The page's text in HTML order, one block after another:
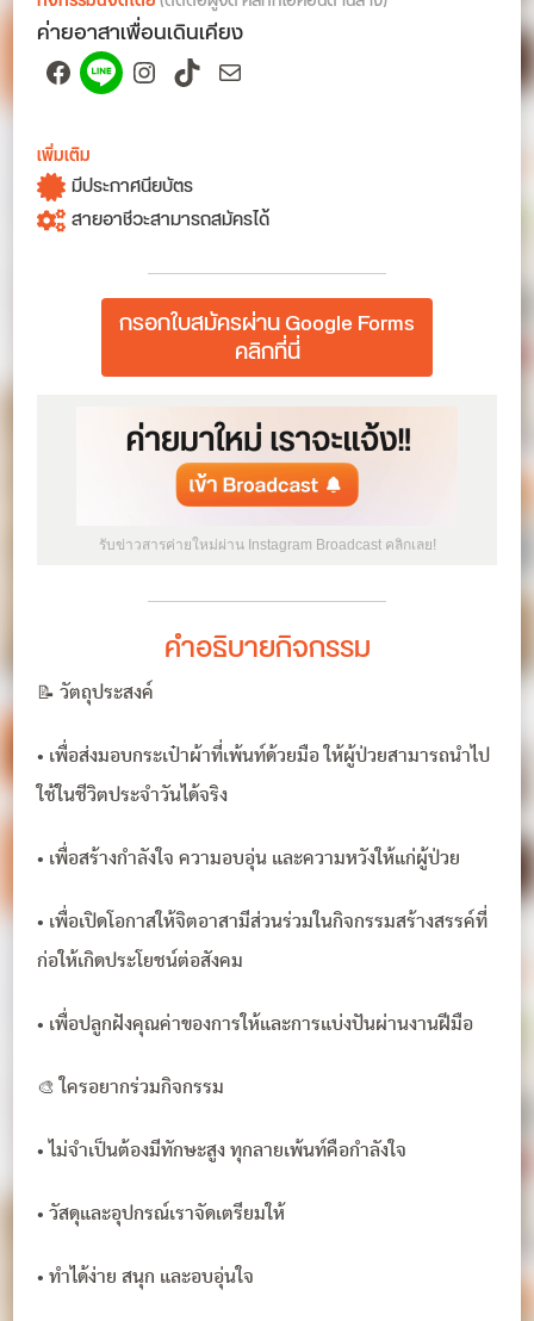
ค่ายอาสาเพื่อนเดินเคียง
Facebook
SpotifyInstagram
TikTok
Mail
เพิ่มเติม
มีประกาศนียบัตร
สายอาชีวะสามารถสมัครได้
กรอกใบสมัครผ่าน Google Forms
คลิกที่นี่
รับข่าวสารค่ายใหม่ผ่าน Instagram Broadcast คลิกเลย!
คำอธิบายกิจกรรม
📝 วัตถุประสงค์
• เพื่อส่งมอบกระเป๋าผ้าที่เพ้นท์ด้วยมือ ให้ผู้ป่วยสามารถนำไป
ใช้ในชีวิตประจำวันได้จริง
• เพื่อสร้างกำลังใจ ความอบอุ่น และความหวังให้แก่ผู้ป่วย
• เพื่อเปิดโอกาสให้จิตอาสามีส่วนร่วมในกิจกรรมสร้างสรรค์ที่
ก่อให้เกิดประโยชน์ต่อสังคม
• เพื่อปลูกฝังคุณค่าของการให้และการแบ่งปันผ่านงานฝีมือ
🎨 ใครอยากร่วมกิจกรรม
• ไม่จำเป็นต้องมีทักษะสูง ทุกลายเพ้นท์คือกำลังใจ
• วัสดุและอุปกรณ์เราจัดเตรียมให้
• ทำได้ง่าย สนุก และอบอุ่นใจ